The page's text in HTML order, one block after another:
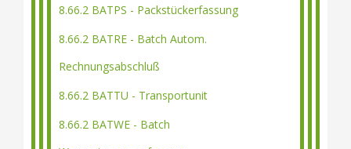
8.66.2 BATPS - Packstückerfassung
8.66.2 BATRE - Batch Autom.
Rechnungsabschluß
8.66.2 BATTU - Transportunit
8.66.2 BATWE - Batch